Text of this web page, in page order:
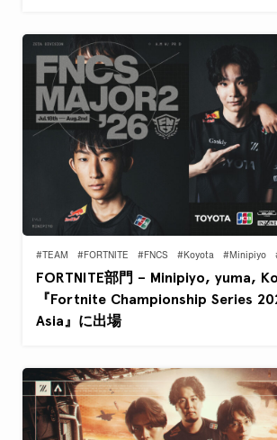
#TEAM #FORTNITE #FNCS #Koyota #Minipiyo
FORTNITE部門 – Minipiyo, yuma,
『Fortnite Championship Series
Asia』に出場